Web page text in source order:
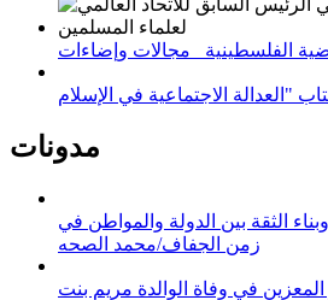
الفلسطينية_ مجالات وإضاءات
مدونات
الثقة بين الدولة والمواطن في
زمن الجفاف/محمد الصحه
في وفاة الوالدة مريم بنت